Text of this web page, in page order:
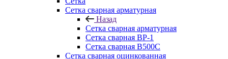
Сетка сварная арматурная
Назад
Сетка сварная арматурная
Сетка сварная ВР-1
Сетка сварная В500С
Сетка сварная оцинкованная